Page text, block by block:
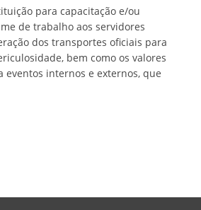
para capacitação e/ou
de trabalho aos servidores
dos transportes oficiais para
bem como os valores
internos e externos, que